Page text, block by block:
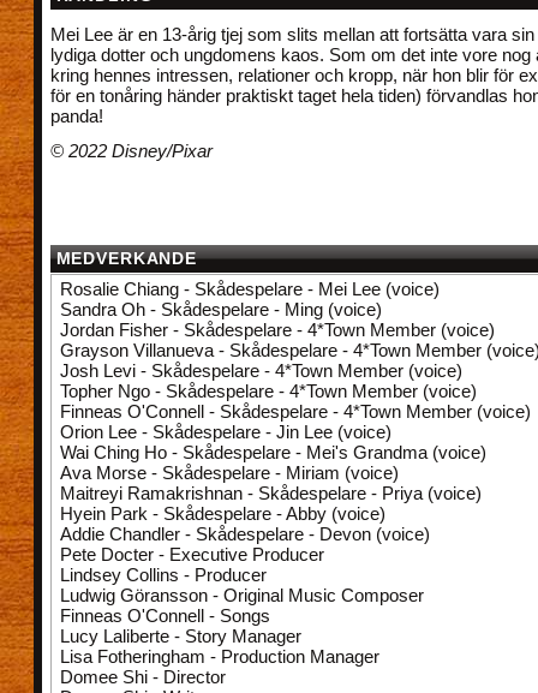
Mei Lee är en 13-årig tjej som slits mellan att fortsätta vara
lydiga dotter och ungdomens kaos. Som om det inte vore nog
kring hennes intressen, relationer och kropp, när hon blir för
för en tonåring händer praktiskt taget hela tiden) förvandlas
panda!
© 2022 Disney/Pixar
MEDVERKANDE
Rosalie Chiang - Skådespelare - Mei Lee (voice)
Sandra Oh - Skådespelare - Ming (voice)
Jordan Fisher - Skådespelare - 4*Town Member (voice)
Grayson Villanueva - Skådespelare - 4*Town Member
Josh Levi - Skådespelare - 4*Town Member (voice)
Topher Ngo - Skådespelare - 4*Town Member (voice)
Finneas O'Connell - Skådespelare - 4*Town Member (voice)
Orion Lee - Skådespelare - Jin Lee (voice)
Wai Ching Ho - Skådespelare - Mei's Grandma (voice)
Ava Morse - Skådespelare - Miriam (voice)
Maitreyi Ramakrishnan - Skådespelare - Priya (voice)
Hyein Park - Skådespelare - Abby (voice)
Addie Chandler - Skådespelare - Devon (voice)
Pete Docter - Executive Producer
Lindsey Collins - Producer
Ludwig Göransson - Original Music Composer
Finneas O'Connell - Songs
Lucy Laliberte - Story Manager
Lisa Fotheringham - Production Manager
Domee Shi - Director